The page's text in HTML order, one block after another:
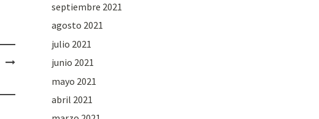
septiembre 2021
agosto 2021
julio 2021
junio 2021
mayo 2021
abril 2021